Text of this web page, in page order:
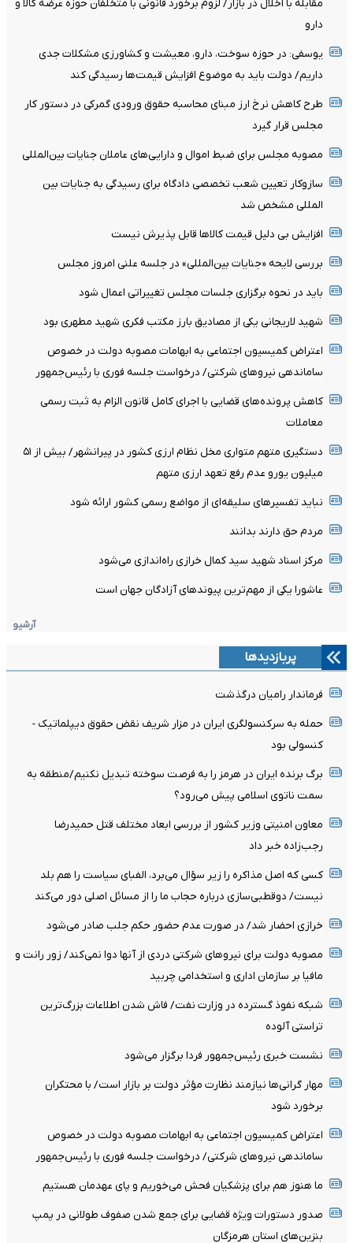
مقابله با اخلال در بازار/ لزوم برخورد قانونی با متخلفان حوزه عرضه کالا و
دارو
یوسفی: در حوزه سوخت، دارو، معیشت و کشاورزی مشکلات جدی
داریم/ دولت باید به موضوع افزایش قیمت‌ها رسیدگی کند
طرح کاهش نرخ ارز مبنای محاسبه حقوق ورودی گمرکی در دستور کار
مجلس قرار گیرد
مصوبه مجلس برای ضبط اموال و دارایی‌های عاملان جنایات بین‌المللی
سازوکار تعیین شعب تخصصی دادگاه برای رسیدگی به جنایات بین
المللی مشخص شد
افزایش بی دلیل قیمت کالاها قابل پذیرش نیست
بررسی لایحه «جنایات بین‌المللی» در جلسه علنی امروز مجلس
باید در نحوه برگزاری جلسات مجلس تغییراتی اعمال شود
شهید لاریجانی یکی از مصادیق بارز مکتب فکری شهید مطهری بود
اعتراض کمیسیون اجتماعی به ابهامات مصوبه دولت در خصوص
ساماندهی نیروهای شرکتی/ درخواست جلسه فوری با رئیس‌جمهور
کاهش پرونده‌های قضایی با اجرای کامل قانون الزام به ثبت رسمی
معاملات
دستگیری متهم متواری مخل نظام ارزی کشور در پیرانشهر/ بیش از ۵۱
میلیون یورو عدم رفع تعهد ارزی متهم
نباید تفسیرهای سلیقه‌ای از مواضع رسمی کشور ارائه شود
مردم حق دارند بدانند
مرکز اسناد شهید سید کمال خرازی راه‌اندازی می‌‌‌شود‌
عاشورا یکی از مهم‌ترین پیوندهای آزادگان جهان است
آرشیو
پربازدیدها
فرماندار رامیان درگذشت
حمله به سرکنسولگری ایران در مزار شریف نقض حقوق دیپلماتیک -
کنسولی بود
برگ برنده ایران در هرمز را به فرصت سوخته تبدیل نکنیم/منطقه به
سمت ناتوی اسلامی پیش می‌رود؟
معاون امنیتی وزیر کشور از بررسی ابعاد مختلف قتل حمیدرضا
رجب‌زاده خبر داد
کسی که اصل مذاکره را زیر سؤال می‌برد، الفبای سیاست را هم بلد
نیست/ دوقطبی‌سازی درباره حجاب ما را از مسائل اصلی دور می‌کند
خرازی احضار شد/ در صورت عدم حضور حکم جلب صادر می‌شود
مصوبه دولت برای نیروهای شرکتی دردی از آنها دوا نمی‌کند/ زور رانت و
مافیا بر سازمان اداری و استخدامی چربید
شبکه نفوذ گسترده در وزارت نفت/ فاش شدن اطلاعات بزرگ‌ترین
تراستی‌ آلوده
نشست خبری رئیس‌جمهور فردا برگزار می‌شود
مهار گرانی‌ها نیازمند نظارت مؤثر دولت بر بازار است/ با محتکران
برخورد شود
اعتراض کمیسیون اجتماعی به ابهامات مصوبه دولت در خصوص
ساماندهی نیروهای شرکتی/ درخواست جلسه فوری با رئیس‌جمهور
ما هنوز هم برای پزشکیان فحش می‌خوریم و پای عهدمان هستیم
صدور دستورات ویژه قضایی برای جمع شدن صفوف طولانی در پمپ
بنزین‌های استان هرمزگان